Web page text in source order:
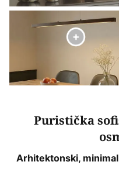
Puristička
Arhitektonski,